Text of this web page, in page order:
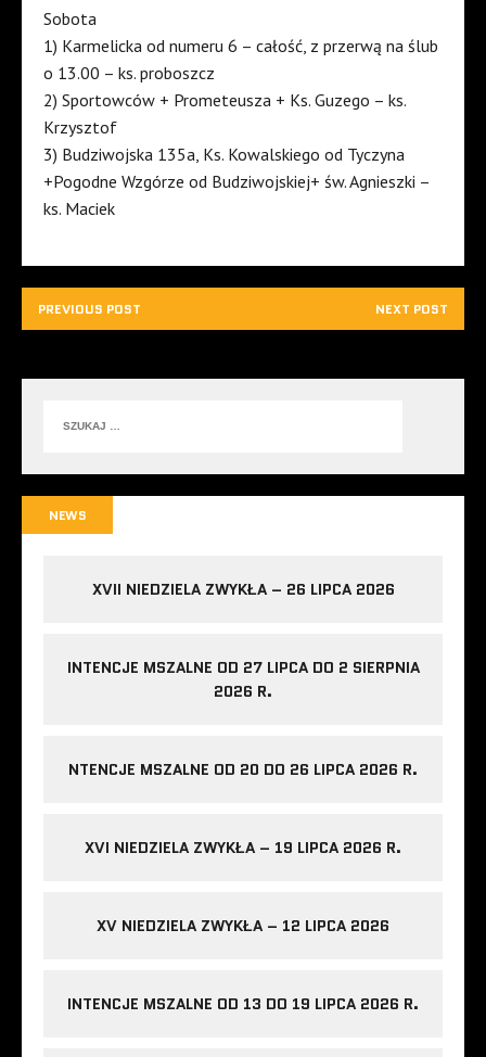
Sobota
1) Karmelicka od numeru 6 – całość, z przerwą na ślub
o 13.00 – ks. proboszcz
2) Sportowców + Prometeusza + Ks. Guzego – ks.
Krzysztof
3) Budziwojska 135a, Ks. Kowalskiego od Tyczyna
+Pogodne Wzgórze od Budziwojskiej+ św. Agnieszki –
ks. Maciek
PREVIOUS POST NEXT POST
NEWS
XVII NIEDZIELA ZWYKŁA – 26 LIPCA 2026
INTENCJE MSZALNE OD 27 LIPCA DO 2 SIERPNIA
2026 R.
NTENCJE MSZALNE OD 20 DO 26 LIPCA 2026 R.
XVI NIEDZIELA ZWYKŁA – 19 LIPCA 2026 R.
XV NIEDZIELA ZWYKŁA – 12 LIPCA 2026
INTENCJE MSZALNE OD 13 DO 19 LIPCA 2026 R.